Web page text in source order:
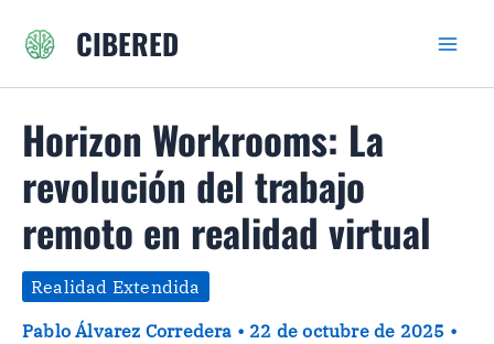
CIBERED
Horizon Workrooms: La
revolución del trabajo
remoto en realidad virtual
Realidad Extendida
Pablo Álvarez Corredera • 22 de octubre de 2025 •